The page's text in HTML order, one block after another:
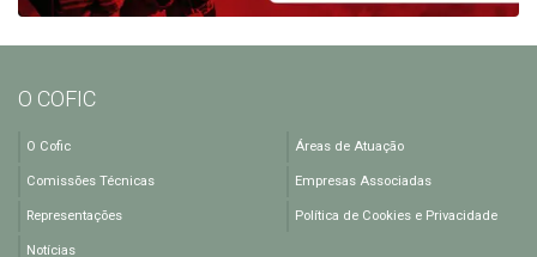
O COFIC
O Cofic
Comissões Técnicas
Representações
Áreas de Atuação
Empresas Associadas
Política de Cookies e Privacidade
Notícias